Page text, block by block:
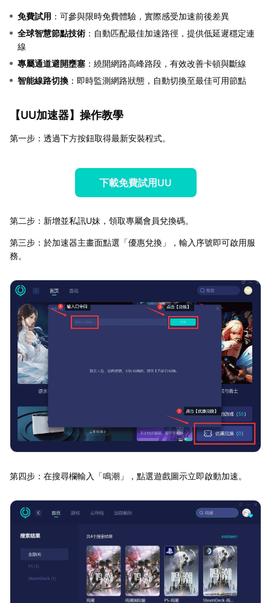
免費試用 ：可參與限時免費體驗，實際感受加速前後差異
全球智慧節點技術 ：自動匹配最佳加速路徑，提供低延遲穩定連
線
專屬通道避開壅塞 ：繞開網路高峰路段，有效改善卡頓與斷線
智能線路切換 ：即時監測網路狀態，自動切換至最佳可用節點
【UU加速器】操作教學
第一步：透過下方按鈕取得最新安裝程式。
下載免費試用UU
第二步：新增並私訊U妹，領取專屬會員兌換碼。
第三步：於加速器主畫面點選「優惠兌換」，輸入序號即可啟用服
務。
第四步：在搜尋欄輸入「鳴潮」，點選遊戲圖示立即啟動加速。